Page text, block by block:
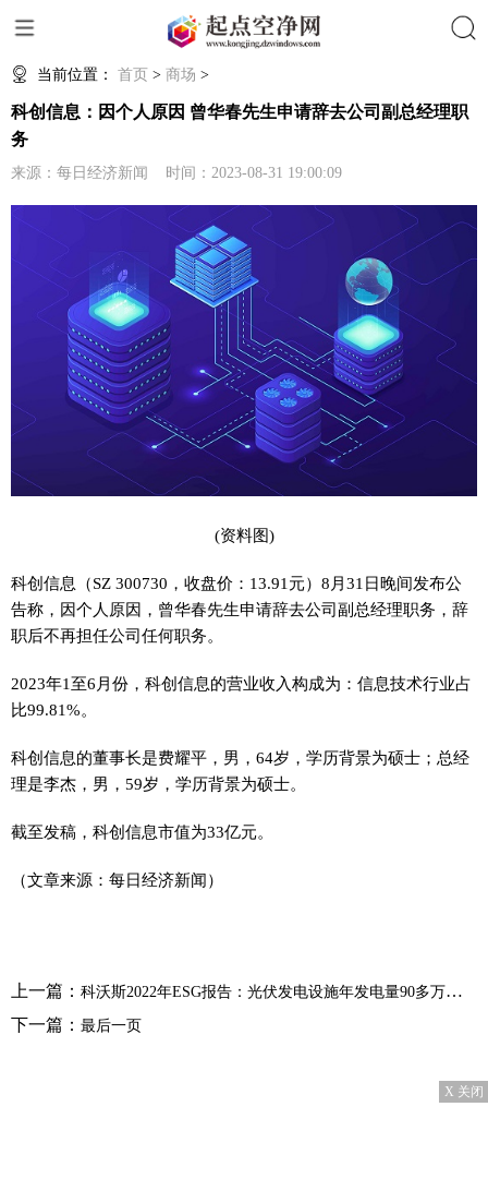
当前位置： 首页 > 商场 >
科创信息：因个人原因 曾华春先生申请辞去公司副总经理职
务
来源：每日经济新闻 时间：2023-08-31 19:00:09
(资料图)
科创信息（SZ 300730，收盘价：13.91元）8月31日晚间发布公
告称，因个人原因，曾华春先生申请辞去公司副总经理职务，辞
职后不再担任公司任何职务。
2023年1至6月份，科创信息的营业收入构成为：信息技术行业占
比99.81%。
科创信息的董事长是费耀平，男，64岁，学历背景为硕士；总经
理是李杰，男，59岁，学历背景为硕士。
截至发稿，科创信息市值为33亿元。
（文章来源：每日经济新闻）
上一篇： 科沃斯2022年ESG报告：光伏发电设施年发电量90多万度 单位营收耗水量降至0.13立方米/万元
下一篇： 最后一页
X 关闭